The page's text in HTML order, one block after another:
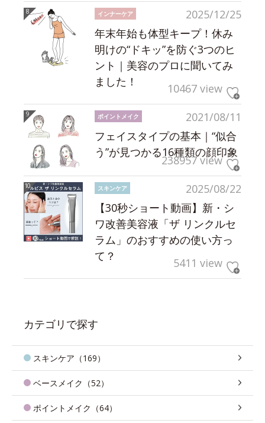
2025/12/25
インナーケア
年末年始も体型キープ！休み
明けの“ドキッ”を防ぐ3つのヒ
ント｜美容のプロに聞いてみ
ました！
10467 view
2021/08/11
ポイントメイク
フェイスタイプの基本｜“似合
う”が見つかる16種類の顔印象
238957 view
2025/08/22
スキンケア
【30秒ショート動画】新・シ
ワ改善美容液「ザ リンクルセ
ラム」のおすすめの使い方っ
て？
5411 view
カテゴリで探す
スキンケア（169）
ベースメイク（52）
ポイントメイク（64）